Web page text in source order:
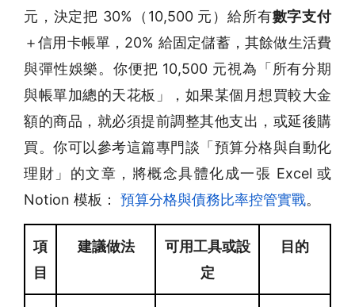
元，決定把 30%（10,500 元）給所有數字支付
＋信用卡帳單，20% 給固定儲蓄，其餘做生活費
與彈性娛樂。你便把 10,500 元視為「所有分期
與帳單加總的天花板」，如果某個月想買較大金
額的商品，就必須提前調整其他支出，或延後購
買。你可以參考這篇專門談「預算分格與自動化
理財」的文章，將概念具體化成一張 Excel 或
Notion 模板：
預算分格與債務比率控管實戰。
項
目
建議做法
可用工具或設
定
目的